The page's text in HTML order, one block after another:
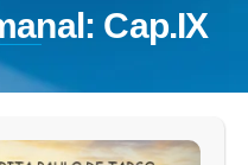
Cap.IX